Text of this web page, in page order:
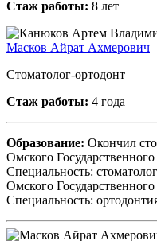
Стаж работы: 8 лет
Масков Айрат Ахмерович
Стоматолог-ортодонт
Стаж работы: 4 года
Образование: Окончил
Омского
Специальность:
Омского
Специальность: